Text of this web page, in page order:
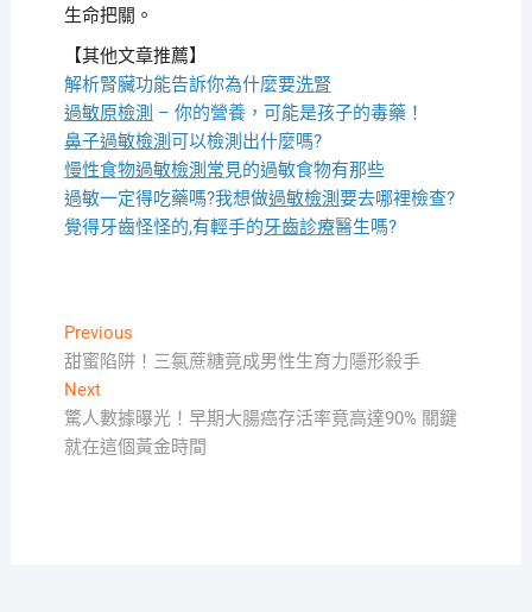
生命把關。
【其他文章推薦】
解析腎臟功能告訴你為什麼要洗腎
過敏原檢測 – 你的營養，可能是孩子的毒藥！
鼻子過敏檢測可以檢測出什麼嗎?
慢性食物過敏檢測 常見的過敏食物有那些
過敏一定得吃藥嗎?我想做過敏檢測要去哪裡檢查?
覺得牙齒怪怪的,有輕手的牙齒診療醫生嗎?
文
章
導
覽
PreviousPrevious
post:
甜蜜陷阱！三氯蔗糖竟成男性生育力隱形殺手
NextNext
post:
驚人數據曝光！早期大腸癌存活率竟高達90% 關鍵
就在這個黃金時間